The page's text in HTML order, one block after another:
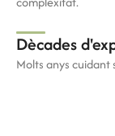
Dècades
Molts anys